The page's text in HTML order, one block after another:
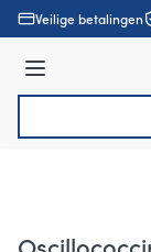
Ga naar de inhoud
Veilige betalingen
Menu